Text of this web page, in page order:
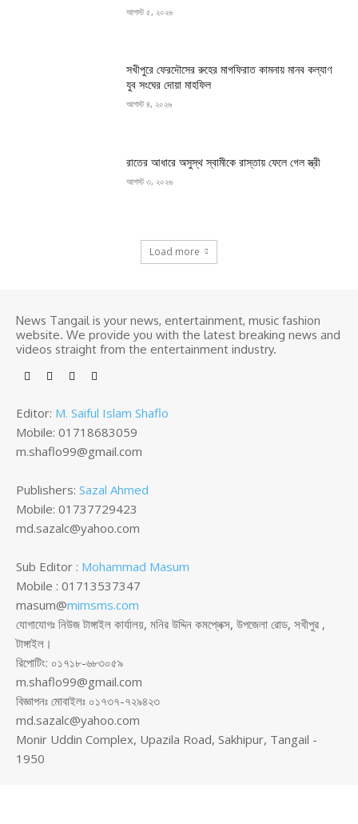
আগস্ট ৫, ২০২৬
সখীপুরে ফেরদৌসের রুহের মাগফিরাত কামনায় মানব কল্যাণ
যুব সংঘের দোয়া মাহফিল
আগস্ট ৪, ২০২৬
রাতের আধারে অসুস্থ স্বামীকে রাস্তায় ফেলে গেল স্ত্রী
আগস্ট ৩, ২০২৬
Load more
News Tangail is your news, entertainment, music fashion
website. We provide you with the latest breaking news and
videos straight from the entertainment industry.
Editor: M. Saiful Islam Shaflo
Mobile: 01718683059
m.shaflo99@gmail.com
Publishers: Sazal Ahmed
Mobile: 01737729423
md.sazalc@yahoo.com
Sub Editor : Mohammad Masum
Mobile : 01713537347
masum@mimsms.com
যোগাযোগঃ নিউজ টাঙ্গাইল কার্যালয়, মনির উদ্দিন কমপ্লেক্স, উপজেলা রোড, সখীপুর ,
টাঙ্গাইল।
রিপোটিং: ০১৭১৮-৬৮৩০৫৯
m.shaflo99@gmail.com
বিজ্ঞাপনঃ মোবাইলঃ ০১৭৩৭-৭২৯৪২৩
md.sazalc@yahoo.com
Monir Uddin Complex, Upazila Road, Sakhipur, Tangail -
1950